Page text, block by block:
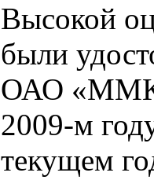
Высокой
были
ОАО
2009-м
текущем